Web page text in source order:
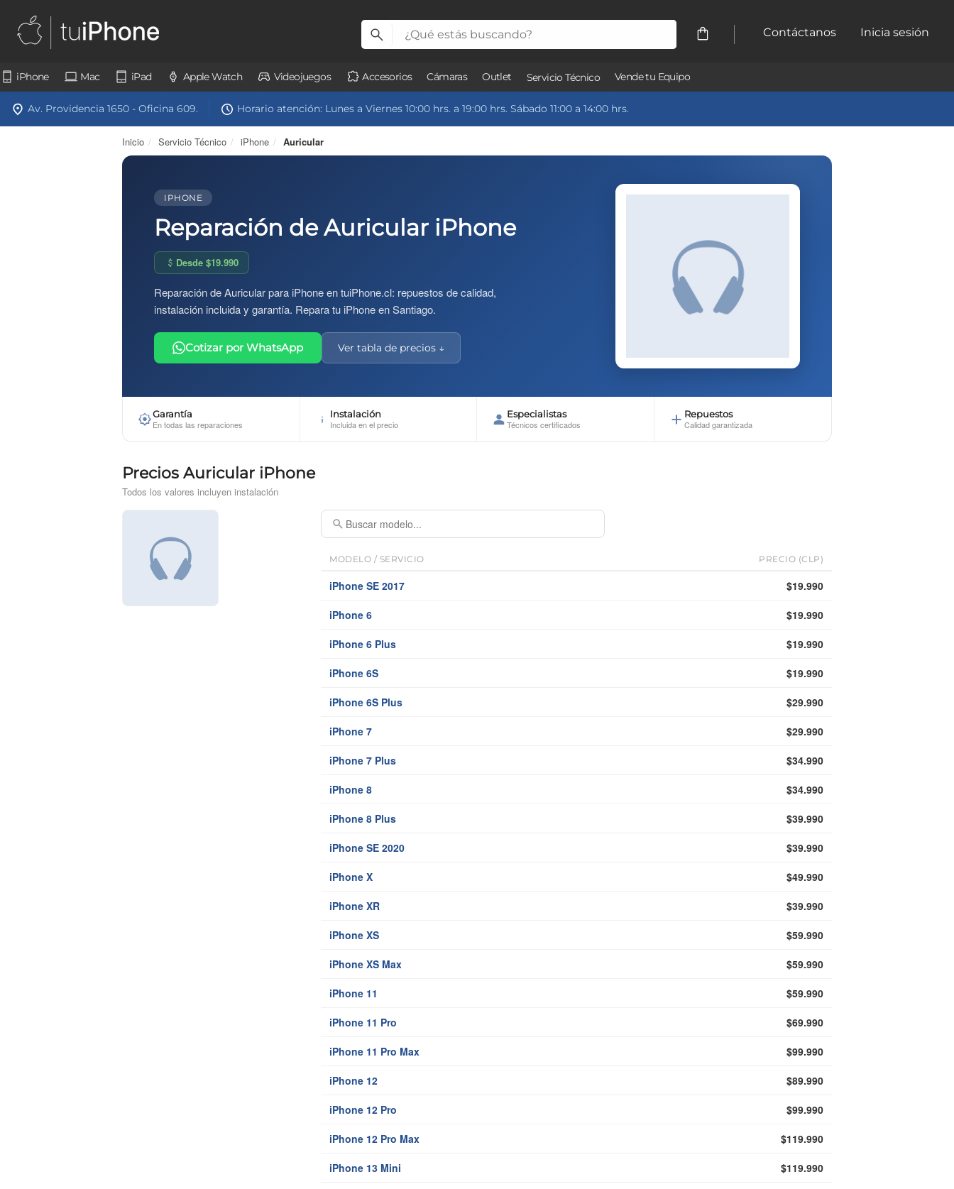
Contáctanos Inicia sesión
iPhone Mac iPad Apple Watch Videojuegos Accesorios Cámaras Outlet Servicio Técnico Vende tu Equipo
Av. Providencia 1650 - Oficina 609. Horario atención: Lunes a Viernes 10:00 hrs. a 19:00 hrs. Sábado 11:00 a 14:00 hrs.
Inicio / Servicio Técnico / iPhone / Auricular
IPHONE
Reparación de Auricular iPhone
Desde $19.990
Reparación de Auricular para iPhone en tuiPhone.cl: repuestos de calidad,
instalación incluida y garantía. Repara tu iPhone en Santiago.
Cotizar por WhatsApp Ver tabla de precios ↓
Garantía
En todas las reparaciones
Instalación
Incluida en el precio
Especialistas
Técnicos certificados
Repuestos
Calidad garantizada
Precios Auricular iPhone
Todos los valores incluyen instalación
MODELO / SERVICIO PRECIO (CLP)
iPhone SE 2017 $19.990
iPhone 6 $19.990
iPhone 6 Plus $19.990
iPhone 6S $19.990
iPhone 6S Plus $29.990
iPhone 7 $29.990
iPhone 7 Plus $34.990
iPhone 8 $34.990
iPhone 8 Plus $39.990
iPhone SE 2020 $39.990
iPhone X $49.990
iPhone XR $39.990
iPhone XS $59.990
iPhone XS Max $59.990
iPhone 11 $59.990
iPhone 11 Pro $69.990
iPhone 11 Pro Max $99.990
iPhone 12 $89.990
iPhone 12 Pro $99.990
iPhone 12 Pro Max $119.990
iPhone 13 Mini $119.990